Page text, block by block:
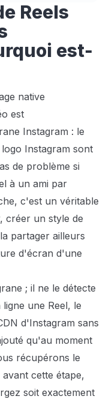
Reels
est-
native
est
Instagram : le
Instagram sont
de problème si
à un ami par
c'est un véritable
créer un style de
partager ailleurs
d'écran d'une
; il ne le détecte
une Reel, le
d'Instagram sans
qu'au moment
récupérons le
cette étape,
soit exactement